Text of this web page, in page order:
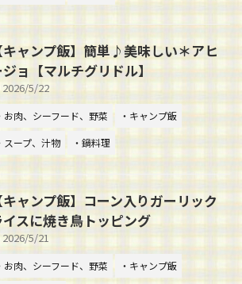
キャンプ飯】簡単♪美味しい＊アヒ
ョ【マルチグリドル】
2026/5/22
お肉、シーフード、野菜
・キャンプ飯
スープ、汁物
・鍋料理
キャンプ飯】コーン入りガーリック
イスに焼き鳥トッピング
2026/5/21
お肉、シーフード、野菜
・キャンプ飯